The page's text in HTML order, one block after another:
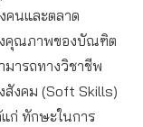
คนและตลาด
งคุณภาพของบัณฑิต
ารถทางวิชาชีพ
สังคม (Soft Skills)
ก่ ทักษะในการ